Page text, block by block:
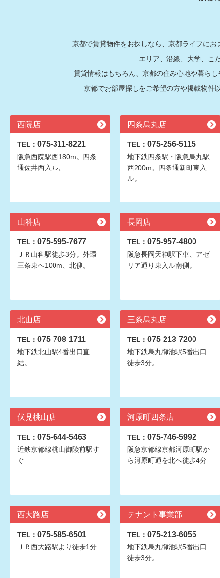
京都で賃貸物件をお探しなら、京都ライフに
エリア、沿線、大学、こ
賃貸情報はもちろん、京都の住み心地や暮ら
京都でお部屋探しをご希望の方や掲載物件
西院店
TEL： 075-311-8221
阪急西院駅西180m。四条
通佐井西入ル。
四条烏丸店
TEL： 075-256-5115
地下鉄四条駅・阪急烏丸駅
西200m。四条通新町東入
ル。
山科店
TEL： 075-595-7677
ＪＲ山科駅徒歩3分。外環
三条東へ100m、北側。
長岡店
TEL： 075-957-4800
阪急長岡天神駅下車、アゼ
リア通り東入ル南側。
北山店
TEL： 075-708-1711
地下鉄北山駅4番出口直
結。
三条烏丸店
TEL： 075-213-7200
地下鉄烏丸御池駅5番出口
徒歩3分。
伏見桃山店
TEL： 075-644-5463
近鉄京都線桃山御陵前駅す
ぐ
河原町四条店
TEL： 075-746-5992
阪急京都線京都河原町駅か
ら河原町通を北へ徒歩4分
西大路店
TEL： 075-585-6501
ＪＲ西大路駅より徒歩1分
テナント事業部
TEL： 075-213-6055
地下鉄烏丸御池駅5番出口
徒歩3分。